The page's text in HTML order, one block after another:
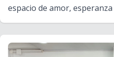
espacio de amor, esperanza